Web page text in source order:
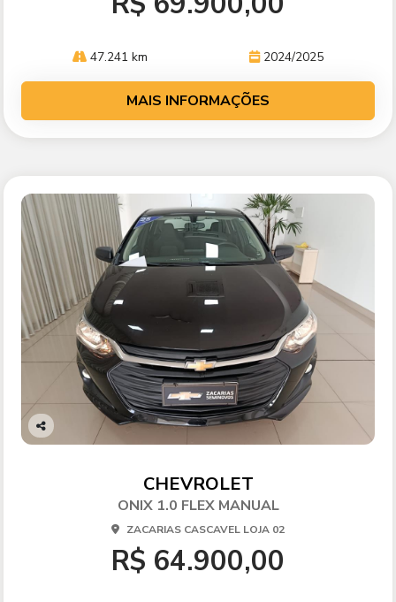
47.241 km 2024/2025
MAIS INFORMAÇÕES
Co
CHEVROLET
ONIX 1.0 FLEX MANUAL
ZACARIAS CASCAVEL LOJA 02
R$ 64.900,00